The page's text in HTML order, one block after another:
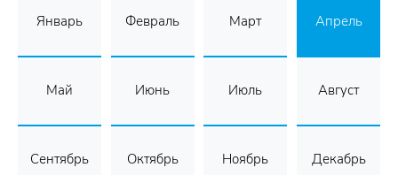
Январь Февраль Март Апрель
Май Июнь Июль Август
Сентябрь Октябрь Ноябрь Декабрь